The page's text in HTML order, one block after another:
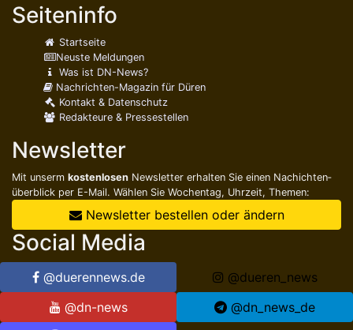
Seiteninfo
Startseite
Neuste Meldungen
Was ist DN-News?
Nachrichten-Magazin für Düren
Kontakt & Datenschutz
Redakteure & Pressestellen
Newsletter
Mit unserm kostenlosen Newsletter erhalten Sie einen Nachichten­
überblick per E-Mail. Wählen Sie Wochentag, Uhrzeit, Themen:
Newsletter bestellen oder ändern
Social Media
@duerennews.de
@dueren_news
@dn-news
@dn_news_de